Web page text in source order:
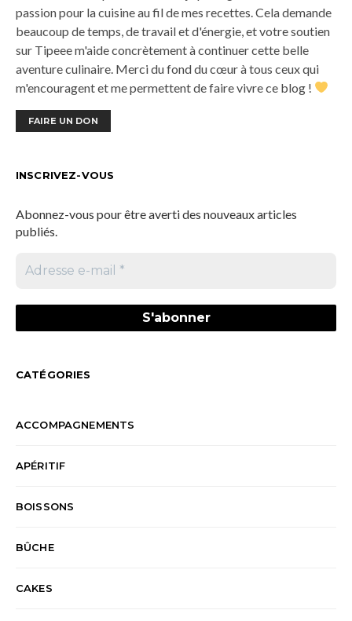
passion pour la cuisine au fil de mes recettes. Cela demande
beaucoup de temps, de travail et d'énergie, et votre soutien
sur Tipeee m'aide concrètement à continuer cette belle
aventure culinaire. Merci du fond du cœur à tous ceux qui
m'encouragent et me permettent de faire vivre ce blog !
FAIRE UN DON
INSCRIVEZ-VOUS
Abonnez-vous pour être averti des nouveaux articles
publiés.
CATÉGORIES
ACCOMPAGNEMENTS
APÉRITIF
BOISSONS
BÛCHE
CAKES